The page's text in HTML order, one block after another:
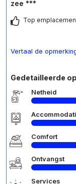
zee ***
Top
Vertaal de
Gedetailleerde
Netheid
Comfort
Ontvangst
Services